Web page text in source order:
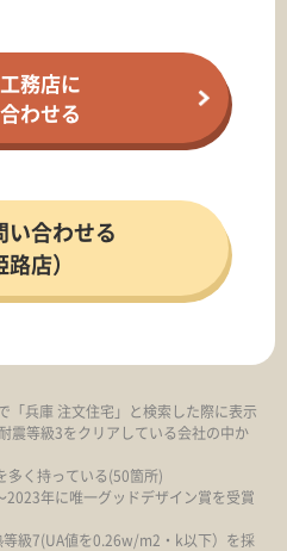
務店に
わせる
い合わせる
路店）
兵庫 注文住宅」と検索した際に表示
震等級3をクリアしている会社の中か
多く持っている(50箇所)
年に唯一グッドデザイン賞を受賞
級7(UA値を0.26w/m2・k以下）を採